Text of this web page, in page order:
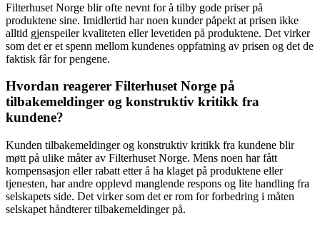
Filterhuset Norge blir ofte nevnt for å tilby gode priser på
produktene sine. Imidlertid har noen kunder påpekt at prisen ikke
alltid gjenspeiler kvaliteten eller levetiden på produktene. Det virker
som det er et spenn mellom kundenes oppfatning av prisen og det de
faktisk får for pengene.
Hvordan reagerer Filterhuset Norge på
tilbakemeldinger og konstruktiv kritikk fra
kundene?
Kunden tilbakemeldinger og konstruktiv kritikk fra kundene blir
møtt på ulike måter av Filterhuset Norge. Mens noen har fått
kompensasjon eller rabatt etter å ha klaget på produktene eller
tjenesten, har andre opplevd manglende respons og lite handling fra
selskapets side. Det virker som det er rom for forbedring i måten
selskapet håndterer tilbakemeldinger på.